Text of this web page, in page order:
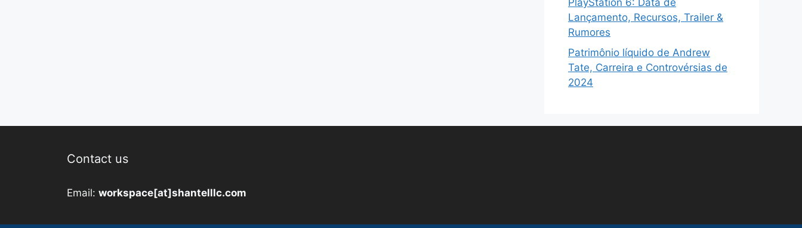
PlayStation 6: Data de
Lançamento, Recursos, Trailer &
Rumores
Patrimônio líquido de Andrew
Tate, Carreira e Controvérsias de
2024
Contact us
Email: workspace[at]shantelllc.com